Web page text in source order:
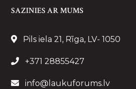
SAZINIES AR MUMS
Pils iela 21, Rīga, LV- 1050
+371 28855427
info@laukuforums.lv